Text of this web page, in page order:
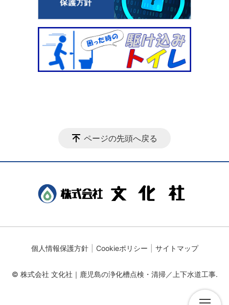
ページの先頭へ戻る
個人情報保護方針 Cookieポリシー サイトマップ
© 株式会社 文化社｜鹿児島の浄化槽点検・清掃／上下水道工事.